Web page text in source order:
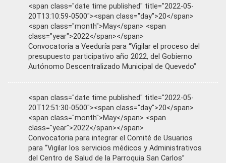
<span class="date time published" title="2022-05-
20T13:10:59-0500"><span class="day">20</span>
<span class="month">May</span> <span
class="year">2022</span></span>
Convocatoria a Veeduría para “Vigilar el proceso del
presupuesto participativo año 2022, del Gobierno
Autónomo Descentralizado Municipal de Quevedo”
<span class="date time published" title="2022-05-
20T12:51:30-0500"><span class="day">20</span>
<span class="month">May</span> <span
class="year">2022</span></span>
Convocatoria para integrar el Comité de Usuarios
para “Vigilar los servicios médicos y Administrativos
del Centro de Salud de la Parroquia San Carlos”